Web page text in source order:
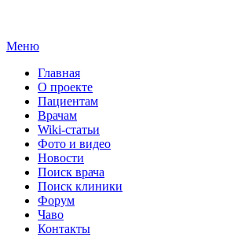
Меню
Главная
О проекте
Пациентам
Врачам
Wiki-статьи
Фото и видео
Новости
Поиск врача
Поиск клиники
Форум
Чаво
Контакты